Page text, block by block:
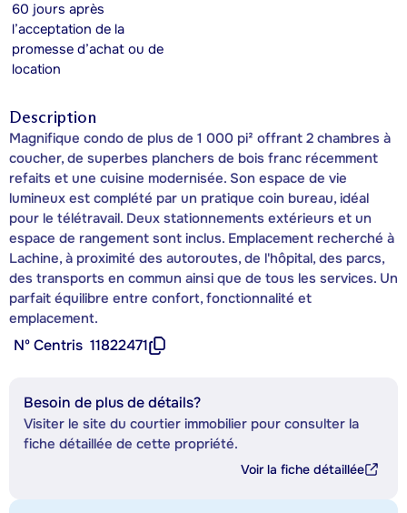
60 jours après
l’acceptation de la
promesse d’achat ou de
location
Description
Magnifique condo de plus de 1 000 pi² offrant 2 chambres à
coucher, de superbes planchers de bois franc récemment
refaits et une cuisine modernisée. Son espace de vie
lumineux est complété par un pratique coin bureau, idéal
pour le télétravail. Deux stationnements extérieurs et un
espace de rangement sont inclus. Emplacement recherché à
Lachine, à proximité des autoroutes, de l'hôpital, des parcs,
des transports en commun ainsi que de tous les services. Un
parfait équilibre entre confort, fonctionnalité et
emplacement.
Nº Centris 11822471
Besoin de plus de détails?
Visiter le site du courtier immobilier pour consulter la
fiche détaillée de cette propriété.
Voir la fiche détaillée